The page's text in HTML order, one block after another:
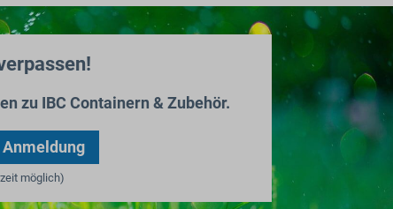
zu IBC Containern & Zubehör.
möglich)